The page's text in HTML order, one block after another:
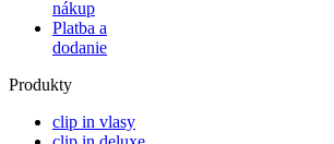
nákup
Platba a
dodanie
Produkty
clip in vlasy